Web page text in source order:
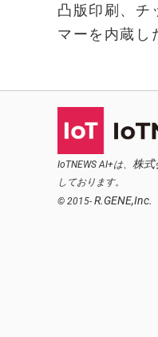
凸版印刷、チ
マーを内蔵し
IoTNEWS AI+は、 株式
しております。
© 2015- R.GENE,Inc.